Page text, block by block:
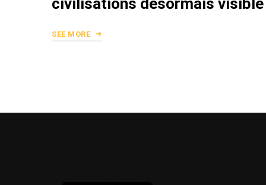
civilisations désormais visible
SEE MORE